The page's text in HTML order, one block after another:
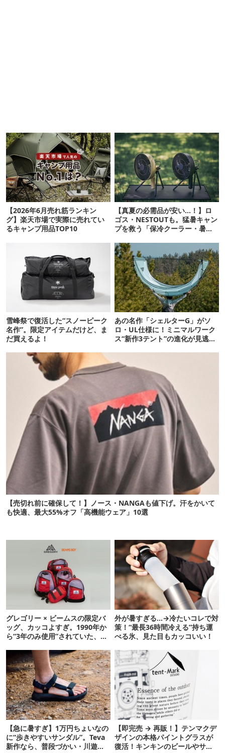
【2026年6月売れ筋ランキン
グ】楽天市場で実際に売れてい
るキャンプ用品TOP10
【真夏の必需品が安い…！】ロ
ゴス・NESTOUTも。猛暑キャン
プを救う「保冷クーラー・暑さ
雪峰祭で復活した“スノーピーク
名作”。限定アイテムだけど、ま
だ買えるよ！
あの名作「シェルターG」がソ
ロ・UL仕様に！ミニマルワーク
ス“新作3テント”の進化が見逃せ
【売切れ前に確保して！】ノース・NANGAも値下げ。汗をかいて
も快適、最大55%オフ「高機能ウェア」10選
グレゴリー × ビームスの限定バ
ッグ、カッコよすぎ。1990年か
ら“3年のみ使用”されていた、紫
外が暑すぎる…→冷たいコレで対
策！“最長36時間冷える”持ち運
べる氷、見た目もカッコいい！
【急に暑すぎ】1万円ちょいなの
に“歩きやすいサンダル”。Teva
新作なら、普段づかい・川遊
【即完売 → 再販！】テンマクデ
ザインの本格パイントグラスが
復活！キンキンのビールやサワ